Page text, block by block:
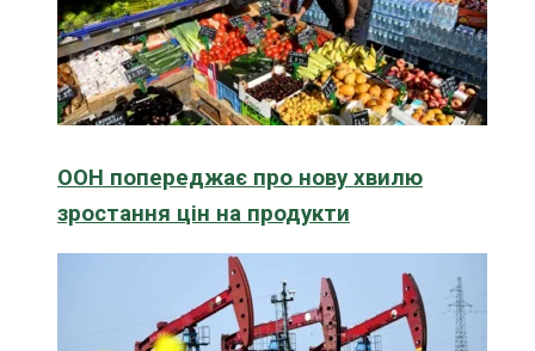
ООН попереджає про нову хвилю
зростання цін на продукти